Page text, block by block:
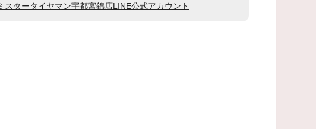
スタータイヤマン宇都宮錦店LINE公式アカウント